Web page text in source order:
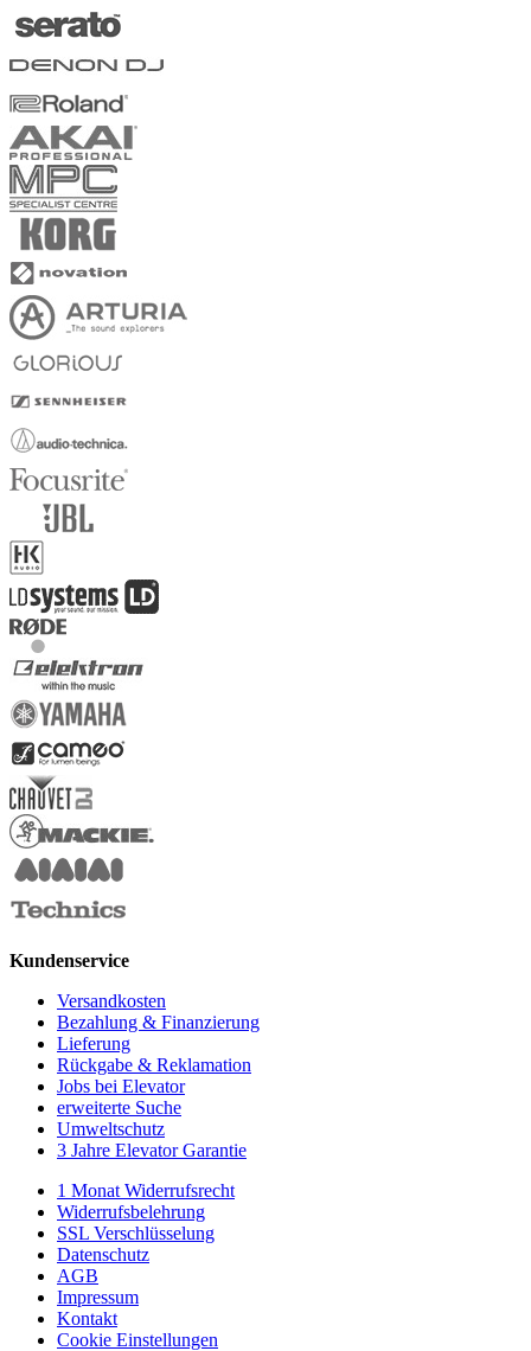
Kundenservice
Versandkosten
Bezahlung & Finanzierung
Lieferung
Rückgabe & Reklamation
Jobs bei Elevator
erweiterte Suche
Umweltschutz
3 Jahre Elevator Garantie
1 Monat Widerrufsrecht
Widerrufsbelehrung
SSL Verschlüsselung
Datenschutz
AGB
Impressum
Kontakt
Cookie Einstellungen